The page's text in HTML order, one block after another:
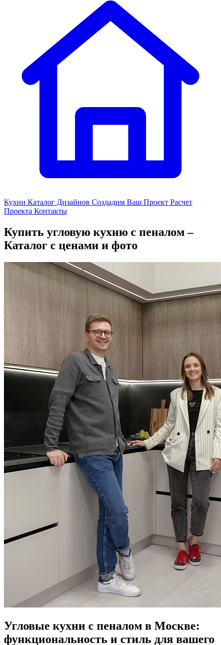
Кухни Каталог Дизайнов Создадим Ваш Проект Расчет
Проекта Контакты
Купить угловую кухню с пеналом –
Каталог с ценами и фото
Угловые кухни с пеналом в Москве:
функциональность и стиль для вашего